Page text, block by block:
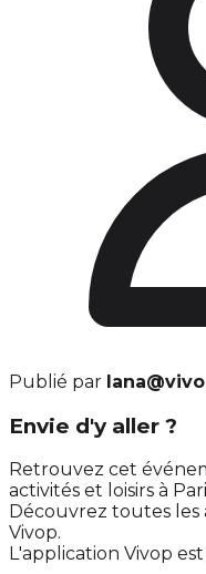
Publié par
Envie d'y aller ?
Retrouvez cet
activités et loisirs à
Découvrez toutes les
Vivop.
L'application Vivop